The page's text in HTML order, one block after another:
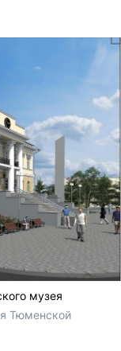
музея
Тюменской